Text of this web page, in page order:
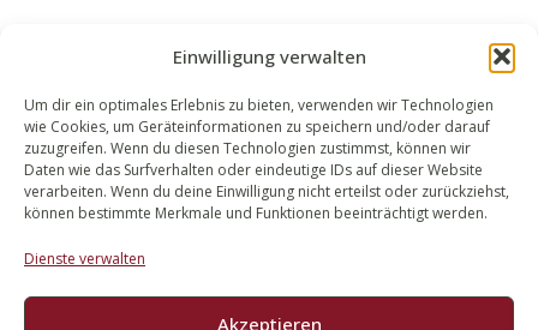
Einwilligung verwalten
Um dir ein optimales Erlebnis zu bieten, verwenden wir Technologien
wie Cookies, um Geräteinformationen zu speichern und/oder darauf
zuzugreifen. Wenn du diesen Technologien zustimmst, können wir
Daten wie das Surfverhalten oder eindeutige IDs auf dieser Website
verarbeiten. Wenn du deine Einwilligung nicht erteilst oder zurückziehst,
können bestimmte Merkmale und Funktionen beeinträchtigt werden.
Dienste verwalten
Akzeptieren
WALEK RECHTSANWÄLT​​E
Bachstraße 13
56727 Mayen
02651 98 900
info@walek-rechtsanwaelte.de